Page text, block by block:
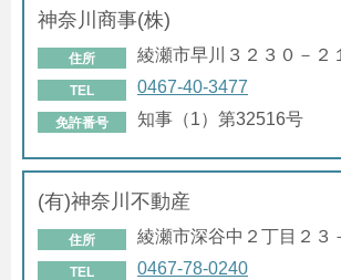
神奈川商事(株)
住所 綾瀬市早川３２３０－２１
TEL 0467-40-3477
免許番号 知事（1）第32516号
(有)神奈川不動産
住所 綾瀬市深谷中２丁目２３
TEL 0467-78-0240